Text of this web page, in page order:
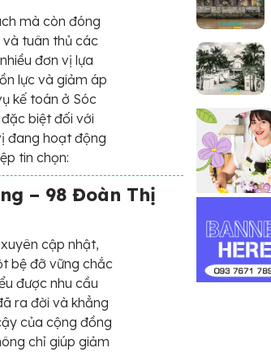
mà còn đóng
tuân thủ các
đơn vị lựa
lực và giảm áp
kế toán ở Sóc
biệt đối với
đang hoạt động
tin chọn:
– 98 Đoàn Thị
cập nhật,
bệ đỡ vững chắc
được nhu cầu
ra đời và khẳng
của cộng đồng
chỉ giúp giảm